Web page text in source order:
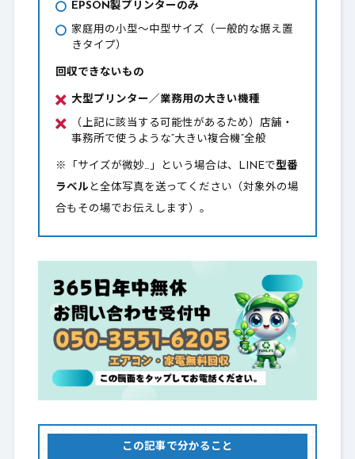
EPSON製プリンターのみ
家庭用の小型〜中型サイズ（一般的な据え置
きタイプ）
回収できないもの
大型プリンター／業務用の大きい機種
（上記に該当する可能性があるため）店舗・
事務所で使うような“大きい複合機”全般
※「サイズが微妙…」という場合は、LINEで型番
ラベル と全体写真を送ってください（対象外の場
合もその場でお伝えします）。
この記事で分かること